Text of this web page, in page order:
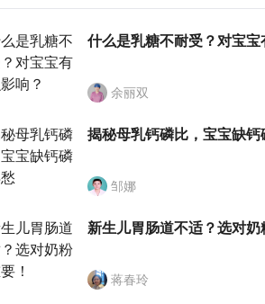
余丽双
邹娜
蒋春玲